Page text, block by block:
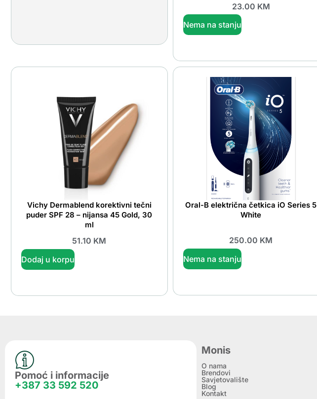
23.00 KM
Nema na stanju
Vichy Dermablend korektivni tečni
puder SPF 28 – nijansa 45 Gold, 30
ml
51.10 KM
Dodaj u korpu
Oral-B električna četkica iO Series 5
White
250.00 KM
Nema na stanju
Pomoć i informacije
+387 33 592 520
Monis
O nama
Brendovi
Savjetovalište
Blog
Kontakt